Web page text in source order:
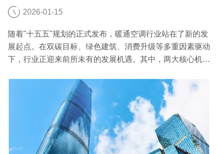
2026-01-15
随着"十五五"规划的正式发布，暖通空调行业站在了新的发
展起点。在双碳目标、绿色建筑、消费升级等多重因素驱动
下，行业正迎来前所未有的发展机遇。其中，两大核心机遇
面就跟2026中国供热展小编一起了解下吧。